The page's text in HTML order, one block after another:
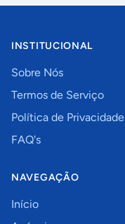
INSTITUCIONAL
Sobre Nós
Termos de Serviço
Política de Privacidade
FAQ's
NAVEGAÇÃO
Início